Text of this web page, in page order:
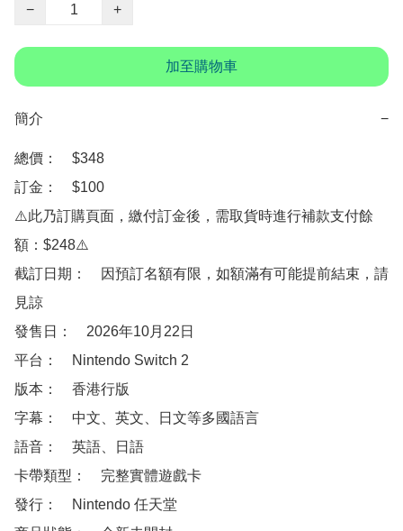
−
+
加至購物車
簡介 −
總價：　$348
訂金：　$100
⚠️此乃訂購頁面，繳付訂金後，需取貨時進行補款支付餘
額：$248⚠️
截訂日期：　因預訂名額有限，如額滿有可能提前結束，請
見諒
發售日：　2026年10月22日
平台：　Nintendo Switch 2
版本：　香港行版
字幕：　中文、英文、日文等多國語言
語音：　英語、日語
卡帶類型：　完整實體遊戲卡
發行：　Nintendo 任天堂